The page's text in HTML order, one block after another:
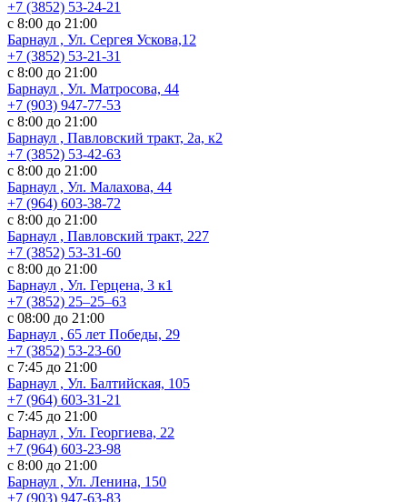
+7 (3852) 53-24-21
с 8:00 до 21:00
Барнаул , Ул. Сергея Ускова,12
+7 (3852) 53-21-31
с 8:00 до 21:00
Барнаул , Ул. Матросова, 44
+7 (903) 947-77-53
с 8:00 до 21:00
Барнаул , Павловский тракт, 2а, к2
+7 (3852) 53-42-63
с 8:00 до 21:00
Барнаул , Ул. Малахова, 44
+7 (964) 603-38-72
с 8:00 до 21:00
Барнаул , Павловский тракт, 227
+7 (3852) 53-31-60
с 8:00 до 21:00
Барнаул , Ул. ​Герцена, 3 к1
+7 (3852) 25‒25‒63
с 08:00 до 21:00
Барнаул , 65 лет Победы, 29
+7 (3852) 53-23-60
с 7:45 до 21:00
Барнаул , Ул. Балтийская, 105
+7 (964) 603-31-21
с 7:45 до 21:00
Барнаул , Ул. Георгиева, 22
+7 (964) 603-23-98
с 8:00 до 21:00
Барнаул , Ул. Ленина, 150
+7 (903) 947-63-83